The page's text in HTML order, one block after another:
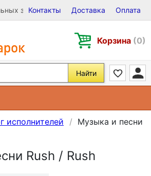
записей на Виниле, CD и DVD
Контакты Доставка Оплата
Корзина (0)
Найти
исполнителей
Музыка и песни
Rush / Rush